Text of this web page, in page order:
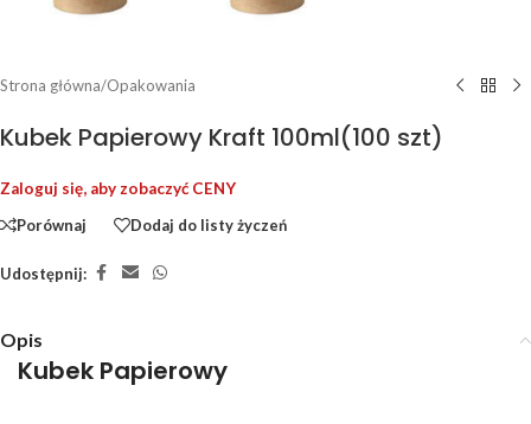
Strona główna/Opakowania
Kubek Papierowy Kraft 100ml(100 szt)
Zaloguj się, aby zobaczyć CENY
Porównaj
Dodaj do listy życzeń
Udostępnij:
Opis
Kubek Papierowy